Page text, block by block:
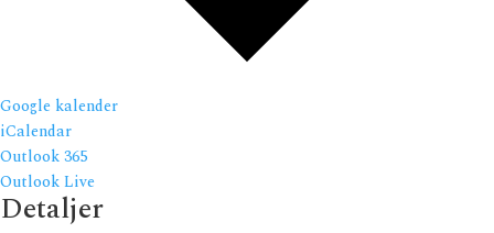
Google kalender
iCalendar
Outlook 365
Outlook Live
Detaljer